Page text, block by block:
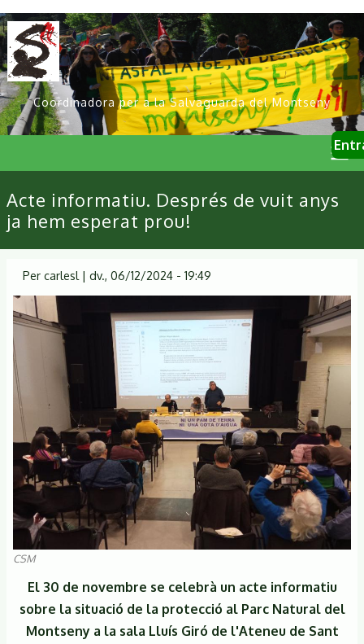
Vés
al
contingut
Coordinadora per a la Salvaguarda del Montseny
User
Primary
links
Acte informatiu. Després de vuit anys
ja hem esperat prou!
Per carlesl | dv., 06/12/2024 - 19:49
CSM
El 30 de novembre se celebrà un acte informatiu
sobre la situació de la protecció al Parc Natural del
Montseny a la sala Lluís Giró de l'Ateneu de Sant